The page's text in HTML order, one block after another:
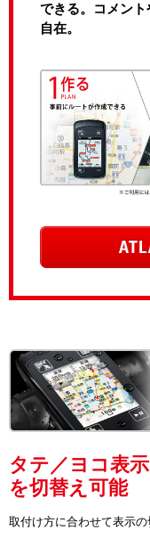
できる。コメン
自在。
タテ／ヨコ表示
を切替え可能
取付け方に合わせて表示の